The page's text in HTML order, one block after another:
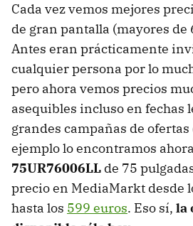
Cada vez vemos mejores
de gran pantalla (mayores de
Antes eran prácticamente
cualquier persona por lo
pero ahora vemos precios
asequibles incluso en fechas
grandes campañas de
ejemplo lo encontramos
75UR76006LL de 75
precio en MediaMarkt desde
hasta los 599 euros. Eso sí, la